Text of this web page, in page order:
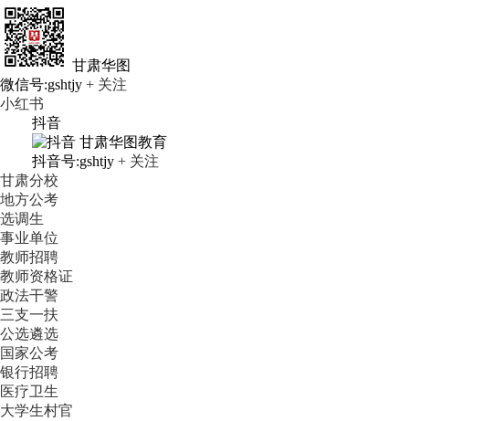
甘肃华图
微信号:gshtjy + 关注
小红书
抖音
甘肃华图教育
抖音号:gshtjy + 关注
甘肃分校
地方公考
选调生
事业单位
教师招聘
教师资格证
政法干警
三支一扶
公选遴选
国家公考
银行招聘
医疗卫生
大学生村官